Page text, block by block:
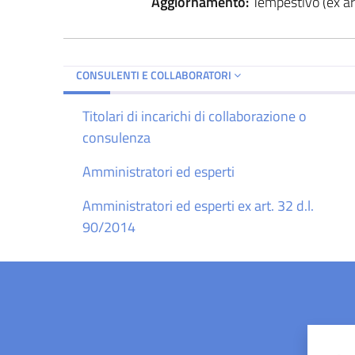
CONSULENTI E COLLABORATORI
Titolari di incarichi di collaborazione o
consulenza
Amministratori ed esperti
Amministratori ed esperti ex art. 32 d.l.
90/2014